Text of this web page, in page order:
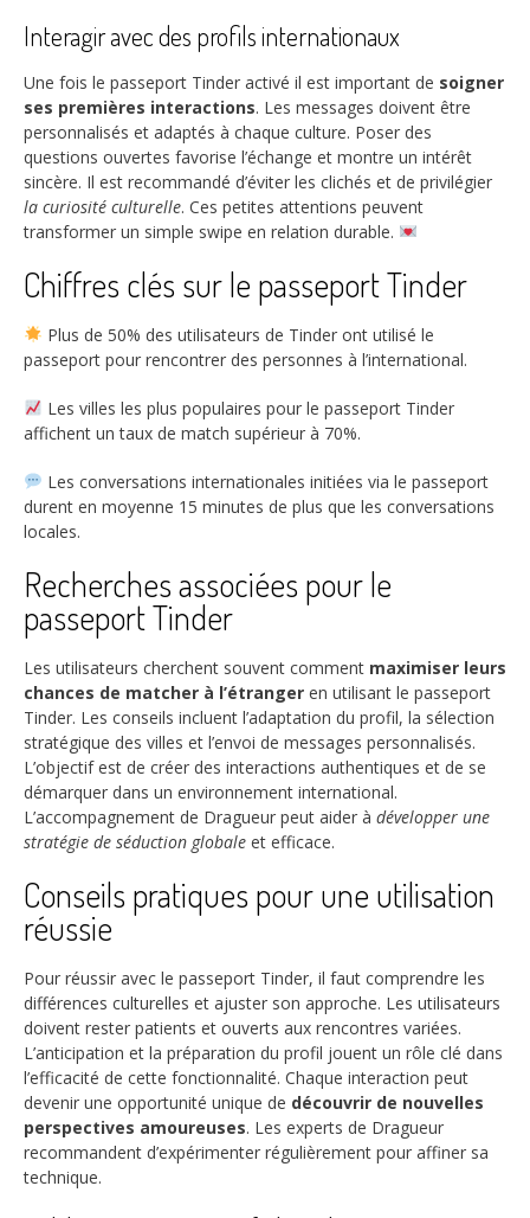
Interagir avec des profils internationaux
Une fois le passeport Tinder activé il est important de soigner
ses premières interactions. Les messages doivent être
personnalisés et adaptés à chaque culture. Poser des
questions ouvertes favorise l’échange et montre un intérêt
sincère. Il est recommandé d’éviter les clichés et de privilégier
la curiosité culturelle. Ces petites attentions peuvent
transformer un simple swipe en relation durable.
Chiffres clés sur le passeport Tinder
Plus de 50% des utilisateurs de Tinder ont utilisé le
passeport pour rencontrer des personnes à l’international.
Les villes les plus populaires pour le passeport Tinder
affichent un taux de match supérieur à 70%.
Les conversations internationales initiées via le passeport
durent en moyenne 15 minutes de plus que les conversations
locales.
Recherches associées pour le
passeport Tinder
Les utilisateurs cherchent souvent comment maximiser leurs
chances de matcher à l’étranger en utilisant le passeport
Tinder. Les conseils incluent l’adaptation du profil, la sélection
stratégique des villes et l’envoi de messages personnalisés.
L’objectif est de créer des interactions authentiques et de se
démarquer dans un environnement international.
L’accompagnement de Dragueur peut aider à développer une
stratégie de séduction globale et efficace.
Conseils pratiques pour une utilisation
réussie
Pour réussir avec le passeport Tinder, il faut comprendre les
différences culturelles et ajuster son approche. Les utilisateurs
doivent rester patients et ouverts aux rencontres variées.
L’anticipation et la préparation du profil jouent un rôle clé dans
l’efficacité de cette fonctionnalité. Chaque interaction peut
devenir une opportunité unique de découvrir de nouvelles
perspectives amoureuses. Les experts de Dragueur
recommandent d’expérimenter régulièrement pour affiner sa
technique.